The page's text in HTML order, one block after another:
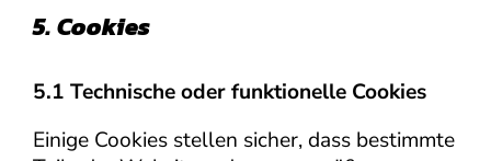
5. Cookies
5.1 Technische oder funktionelle Cookies
Einige Cookies stellen sicher, dass bestimmte